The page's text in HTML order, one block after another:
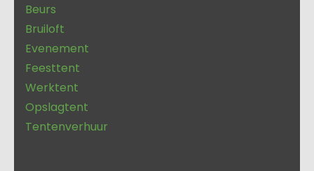
Beurs
Bruiloft
Evenement
Feesttent
Werktent
Opslagtent
Tentenverhuur